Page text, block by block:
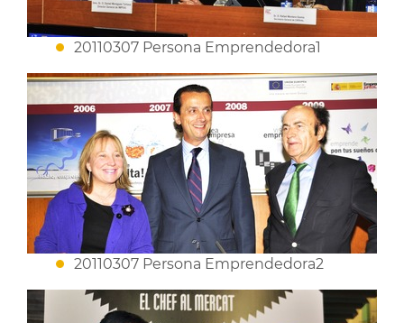
20110307 Persona Emprendedora1
20110307 Persona Emprendedora2